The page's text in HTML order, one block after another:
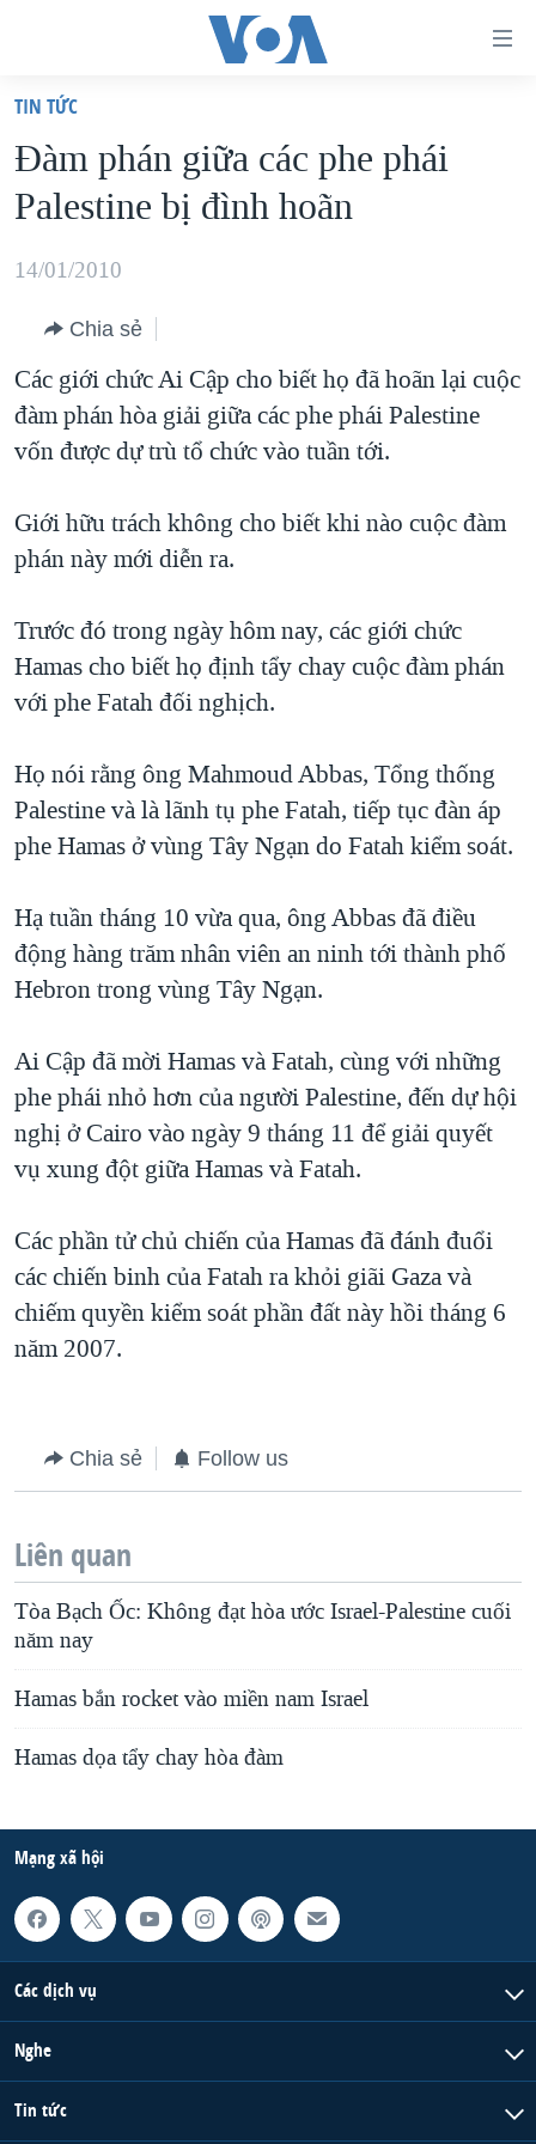
truy
cập
Tới
dung
chính
điều
hướng
chính
tới
"Tìm"
VIỆT NAM
HOA KỲ
BIỂN ĐÔNG
BLOG
DIỄN ĐÀN
MỤC
VẠCH TRẦN TIN GIẢ
NGƯỜI VIỆT HẢI NGOẠI
KHOA HỌC
VĂN HOÁ
THỂ THAO
CHUYÊN ĐỀ
CHIẾN TRANH THƯƠNG MẠI CỦA MỸ: QUÁ KHỨ VÀ HIỆN
MỘT NĂM CHIẾN TRANH TẠI DẢI GAZA
GIẢI MÃ VÀNH ĐAI & CON ĐƯỜNG
NGÀY TỊ NẠN THẾ GIỚI
GROUND ZERO – XƯA VÀ NAY
CHI PHÍ CHIẾN TRANH AFGHANISTAN
THƯỢNG ĐỈNH TRUMP-KIM TẠI VIỆT NAM
TRỊNH VĨNH BÌNH VS. CHÍNH PHỦ VIỆT NAM
BÊN KIA QUỐC LỘ: TIẾNG VỌNG TỪ NÔNG THÔN MỸ
QUAN HỆ VIỆT MỸ
HỌC TIẾNG ANH
VIDEO
MẠNG XÃ HỘI
Ngôn ngữ khác
TIN TỨC
Ðàm phán giữa các phe phái
Palestine bị đình hoãn
14/01/2010
Chia sẻ
Các giới chức Ai Cập cho biết họ đã hoãn lại cuộc
đàm phán hòa giải giữa các phe phái Palestine
vốn được dự trù tổ chức vào tuần tới.
Giới hữu trách không cho biết khi nào cuộc đàm
phán này mới diễn ra.
Trước đó trong ngày hôm nay, các giới chức
Hamas cho biết họ định tẩy chay cuộc đàm phán
với phe Fatah đối nghịch.
Họ nói rằng ông Mahmoud Abbas, Tổng thống
Palestine và là lãnh tụ phe Fatah, tiếp tục đàn áp
phe Hamas ở vùng Tây Ngạn do Fatah kiểm soát.
Hạ tuần tháng 10 vừa qua, ông Abbas đã điều
động hàng trăm nhân viên an ninh tới thành phố
Hebron trong vùng Tây Ngạn.
Ai Cập đã mời Hamas và Fatah, cùng với những
phe phái nhỏ hơn của người Palestine, đến dự hội
nghị ở Cairo vào ngày 9 tháng 11 để giải quyết
vụ xung đột giữa Hamas và Fatah.
Các phần tử chủ chiến của Hamas đã đánh đuổi
các chiến binh của Fatah ra khỏi giãi Gaza và
chiếm quyền kiểm soát phần đất này hồi tháng 6
năm 2007.
Chia sẻ Follow us
Liên quan
Tòa Bạch Ốc: Không đạt hòa ước Israel-Palestine cuối
năm nay
Hamas bắn rocket vào miền nam Israel
Hamas dọa tẩy chay hòa đàm
Mạng xã hội
Các dịch vụ
Nghe
Tin tức